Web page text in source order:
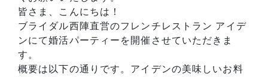
皆さま、こんにちは！
ブライダル西陣直営のフレンチレストラン アイデ
ンにて婚活パーティーを開催させていただきま
す。
概要は以下の通りです。アイデンの美味しいお料